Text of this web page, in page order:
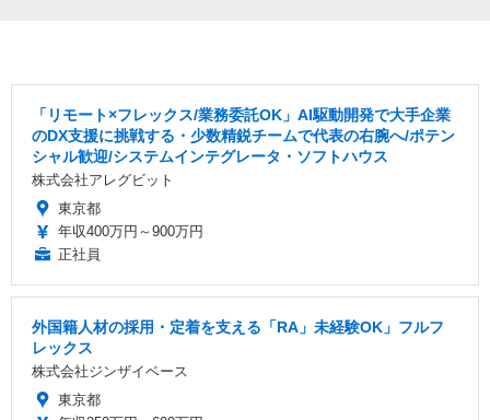
「リモート×フレックス/業務委託OK」AI駆動開発で大手企業
のDX支援に挑戦する・少数精鋭チームで代表の右腕へ/ポテン
シャル歓迎/システムインテグレータ・ソフトハウス
株式会社アレグビット
東京都
年収400万円～900万円
正社員
外国籍人材の採用・定着を支える「RA」未経験OK」フルフ
レックス
株式会社ジンザイベース
東京都